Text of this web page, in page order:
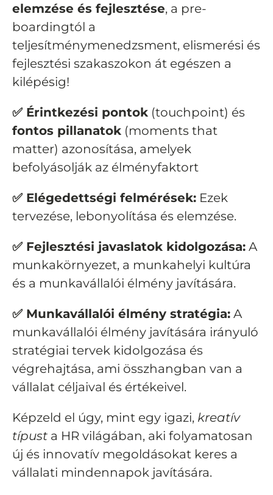
elemzése és fejlesztése, a pre-
boardingtól a
teljesítménymenedzsment, elismerési és
fejlesztési szakaszokon át egészen a
kilépésig!
✅ Érintkezési pontok (touchpoint) és
fontos pillanatok (moments that
matter) azonosítása, amelyek
befolyásolják az élményfaktort
✅ Elégedettségi felmérések: Ezek
tervezése, lebonyolítása és elemzése.
✅ Fejlesztési javaslatok kidolgozása: A
munkakörnyezet, a munkahelyi kultúra
és a munkavállalói élmény javítására.
✅ Munkavállalói élmény stratégia: A
munkavállalói élmény javítására irányuló
stratégiai tervek kidolgozása és
végrehajtása, ami összhangban van a
vállalat céljaival és értékeivel.
Képzeld el úgy, mint egy igazi, kreatív
típust a HR világában, aki folyamatosan
új és innovatív megoldásokat keres a
vállalati mindennapok javítására.